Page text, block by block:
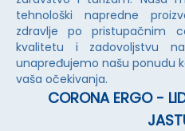
tehnološki napredne
zdravlje po pristupačnim
kvalitetu i zadovoljstvu
unapređujemo našu ponudu
vaša očekivanja.
CORONA ERGO -